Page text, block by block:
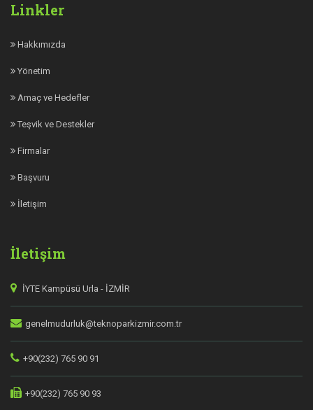
Linkler
Hakkımızda
Yönetim
Amaç ve Hedefler
Teşvik ve Destekler
Firmalar
Başvuru
İletişim
İletişim
İYTE Kampüsü Urla - İZMİR
genelmudurluk@teknoparkizmir.com.tr
+90(232) 765 90 91
+90(232) 765 90 93